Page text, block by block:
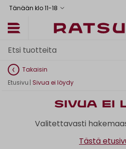
Tänään klo 11-18
Takaisin
Etusivu | Sivua ei löydy
Sivua ei
Valitettavasti
Tästä